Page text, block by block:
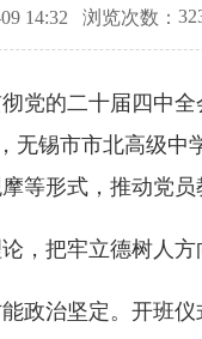
14:32 浏览次数：
的二十届四中全
无锡市市北高级中
等形式，推动党
把牢立德树人方
治坚定。开班仪